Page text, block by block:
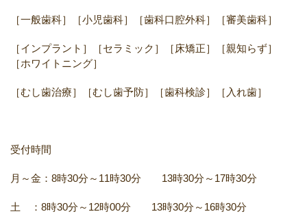
［一般歯科］［小児歯科］［歯科口腔外科］［審美歯科］
［インプラント］［セラミック］［床矯正］［親知らず］
［ホワイトニング］
［むし歯治療］［むし歯予防］［歯科検診］［入れ歯］
受付時間
月～金：8時30分～11時30分 13時30分～17時30分
土 ：8時30分～12時00分 13時30分～16時30分